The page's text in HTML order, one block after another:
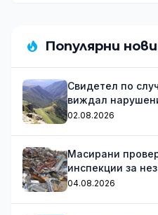
Популярни
Свидетел по
виждал
групата
02.08.2026
Масирани
инспекции за
04.08.2026